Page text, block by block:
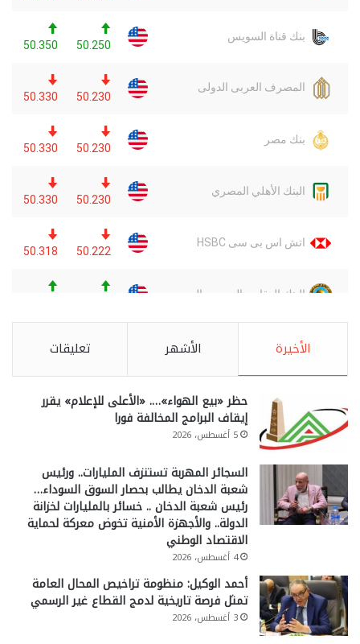
الأخيرة الأشهر تعليقات
حظر «بيع الهواء»…. «الأعلى للإعلام» يقرر
إيقاف البرامج المخالفة فورا
5 أغسطس، 2026
السجائر المهربة تستنزف المليارات.. ورئيس
شعبة الدخان يطالب بحصار السوق السوداء…
رئيس شعبة الدخان .. خسائر بالمليارات لخزانة
الدولة.. والأجهزة الأمنية تخوض معركة لحماية
الاقتصاد الوطني
4 أغسطس، 2026
أحمد الوكيل: منظومة تراخيص المحال العامة
تمثل فرصة تاريخية لدمج القطاع غير الرسمي
3 أغسطس، 2026